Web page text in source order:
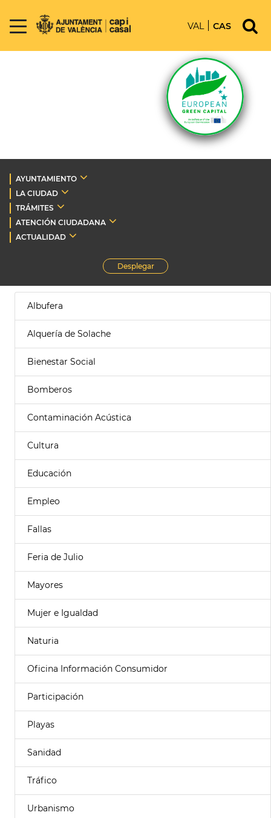
VAL CAS
AYUNTAMIENTO
LA CIUDAD
TRÁMITES
ATENCIÓN CIUDADANA
ACTUALIDAD
Desplegar
Albufera
Alquería de Solache
Bienestar Social
Bomberos
Contaminación Acústica
Cultura
Educación
Empleo
Fallas
Feria de Julio
Mayores
Mujer e Igualdad
Naturia
Oficina Información Consumidor
Participación
Playas
Sanidad
Tráfico
Urbanismo